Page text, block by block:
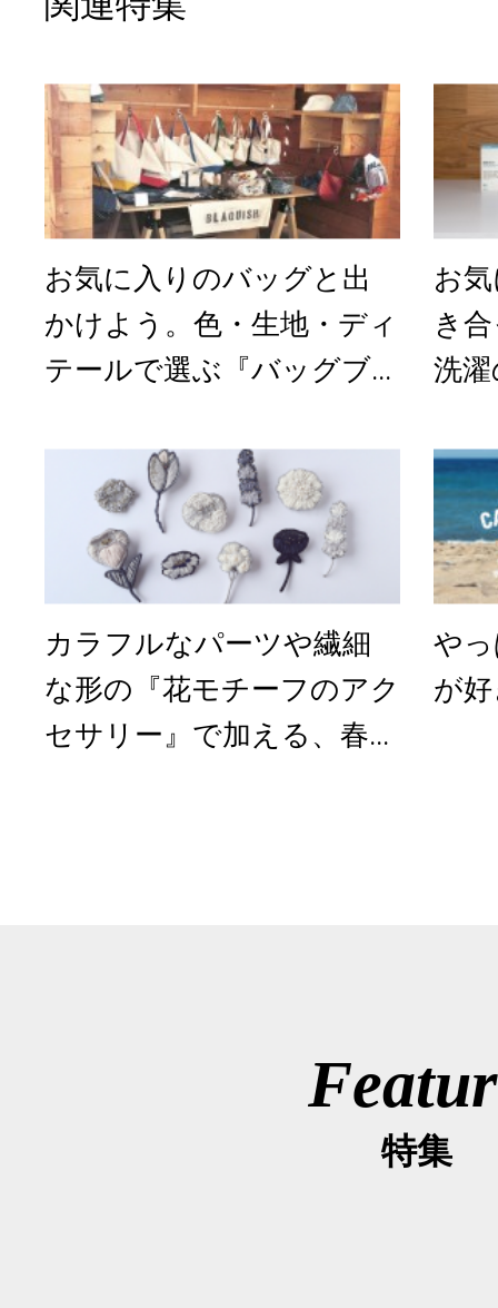
お気に入りのバッグと出
かけよう。色・生地・ディ
テールで選ぶ『バッグブ...
お
き
洗
カラフルなパーツや繊細
な形の『花モチーフのアク
セサリー』で加える、春...
や
が
特集